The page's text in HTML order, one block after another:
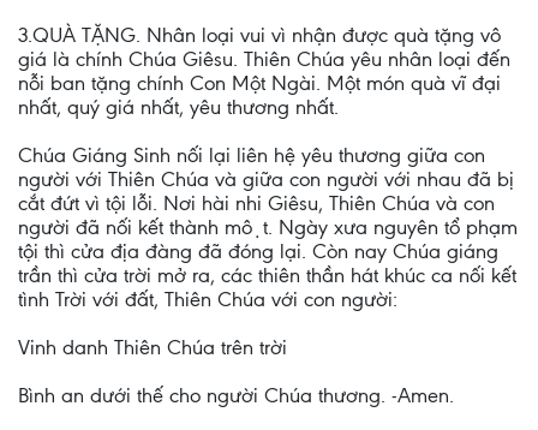
3.QUÀ TẶNG. Nhân loại vui vì nhận được quà tặng vô
giá là chính Chúa Giêsu. Thiên Chúa yêu nhân loại đến
nỗi ban tặng chính Con Một Ngài. Một món quà vĩ đại
nhất, quý giá nhất, yêu thương nhất.
Chúa Giáng Sinh nối lại liên hệ yêu thương giữa con
người với Thiên Chúa và giữa con người với nhau đã bị
cắt đứt vì tội lỗi. Nơi hài nhi Giêsu, Thiên Chúa và con
người đã nối kết thành một. Ngày xưa nguyên tổ phạm
tội thì cửa địa đàng đã đóng lại. Còn nay Chúa giáng
trần thì cửa trời mở ra, các thiên thần hát khúc ca nối kết
tình Trời với đất, Thiên Chúa với con người:
Vinh danh Thiên Chúa trên trời
Bình an dưới thế cho người Chúa thương. -Amen.